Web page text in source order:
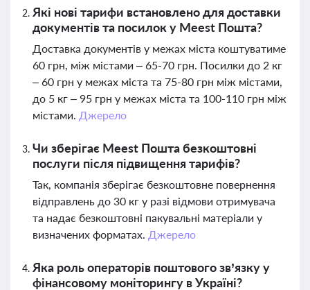
Які нові тарифи встановлено для доставки
документів та посилок у Meest Пошта?
Доставка документів у межах міста коштуватиме
60 грн, між містами – 65-70 грн. Посилки до 2 кг
– 60 грн у межах міста та 75-80 грн між містами,
до 5 кг – 95 грн у межах міста та 100-110 грн між
містами. Джерело
Чи зберігає Meest Пошта безкоштовні
послуги після підвищення тарифів?
Так, компанія зберігає безкоштовне повернення
відправлень до 30 кг у разі відмови отримувача
та надає безкоштовні пакувальні матеріали у
визначених форматах. Джерело
Яка роль операторів поштового зв’язку у
фінансовому моніторингу в Україні?